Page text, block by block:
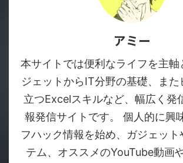
アミー
本サイトでは便利なライフを主軸
ジェットからIT分野の基礎、また
立つExcelスキルなど、幅広く発
報発信サイトです。 個人的に興
フハック情報を始め、ガジェット
テム、オススメのYouTube動画